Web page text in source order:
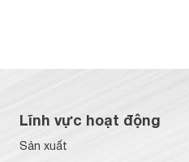
Lĩnh vực hoạt động
Sản xuất